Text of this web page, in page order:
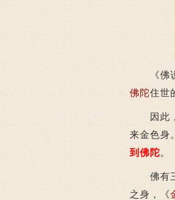
《佛
佛陀住世
因此，
来金色身
到佛陀。
佛有三
之身，《